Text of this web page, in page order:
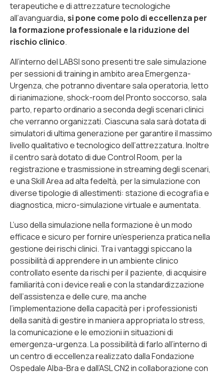
terapeutiche e di attrezzature tecnologiche
all’avanguardia, si pone come polo di eccellenza per
la formazione professionale e la riduzione del
rischio clinico.
All’interno del LABSI sono presenti tre sale simulazione
per sessioni di training in ambito area Emergenza-
Urgenza, che potranno diventare sala operatoria, letto
di rianimazione, shock-room del Pronto soccorso, sala
parto, reparto ordinario a seconda degli scenari clinici
che verranno organizzati. Ciascuna sala sarà dotata di
simulatori di ultima generazione per garantire il massimo
livello qualitativo e tecnologico dell’attrezzatura. Inoltre
il centro sarà dotato di due Control Room, per la
registrazione e trasmissione in streaming degli scenari,
e una Skill Area ad alta fedeltà, per la simulazione con
diverse tipologie di allestimenti: stazione di ecografia e
diagnostica, micro-simulazione virtuale e aumentata.
L’uso della simulazione nella formazione è un modo
efficace e sicuro per fornire un’esperienza pratica nella
gestione dei rischi clinici. Tra i vantaggi spiccano la
possibilità di apprendere in un ambiente clinico
controllato esente da rischi per il paziente, di acquisire
familiarità con i device reali e con la standardizzazione
dell’assistenza e delle cure, ma anche
l’implementazione della capacità per i professionisti
della sanità di gestire in maniera appropriata lo stress,
la comunicazione e le emozioni in situazioni di
emergenza-urgenza. La possibilità di farlo all’interno di
un centro di eccellenza realizzato dalla Fondazione
Ospedale Alba-Bra e dall’ASL CN2 in collaborazione con